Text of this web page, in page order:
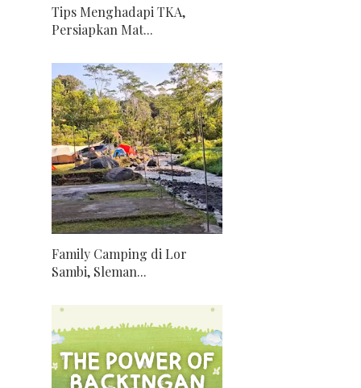
Tips Menghadapi TKA,
Persiapkan Mat...
Family Camping di Lor
Sambi, Sleman...